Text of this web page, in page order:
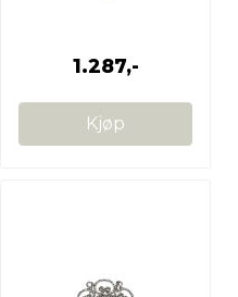
1.287,-
Kjøp